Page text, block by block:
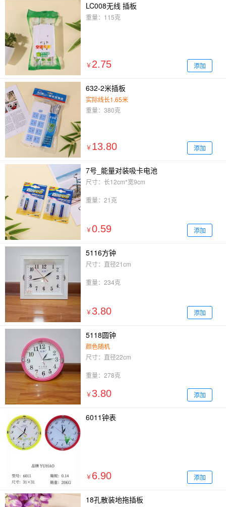
LC008无线 插板
重量：115克
￥ 2.75 添加
632-2米插板
实际线长1.65米
重量：380克
￥ 13.80 添加
7号_能量对装吸卡电池
尺寸：长12cm*宽9cm
重量：21克
￥0.59 添加
5116方钟
尺寸：直径21cm
重量：234克
￥ 3.80 添加
5118圆钟
颜色随机
尺寸：直径22cm
重量：278克
￥ 3.80 添加
6011钟表
￥ 6.90 添加
18孔散装地拖插板